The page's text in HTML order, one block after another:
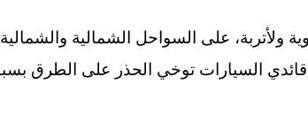
ولأتربة، على السواحل الشمالية
قائدي السيارات توخي الحذر على الطرق